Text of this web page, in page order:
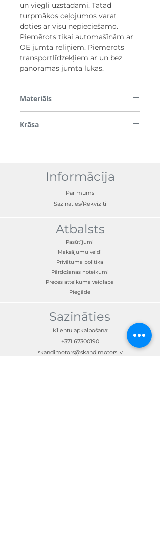
un viegli uzstādāmi. Tātad
turpmākos ceļojumos varat
doties ar visu nepieciešamo.
Piemērots tikai automašīnām ar
OE jumta reliņiem. Piemērots
transportlīdzekļiem ar un bez
panorāmas jumta lūkas.
Materiāls
Krāsa
Informācija
Par mums
Sazināties/Rekvizīti
Atbalsts
Pasūtījumi
Maksājumu veidi
Privātuma politika
Pārdošanas noteikumi
Preces atteikuma veidlapa
Piegāde
Sazināties
Klientu apkalpošana:
+371 67300190
skandimotors@skandimotors.lv